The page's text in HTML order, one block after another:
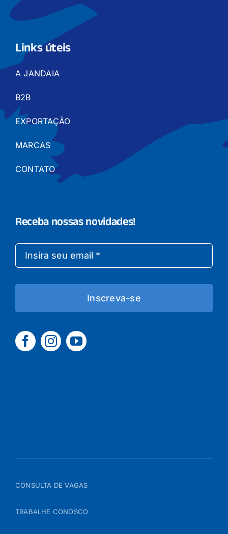
Links úteis
A JANDAIA
B2B
EXPORTAÇÃO
MARCAS
CONTATO
Receba nossas novidades!
Inscreva-se
CONSULTA DE VAGAS
TRABALHE CONOSCO